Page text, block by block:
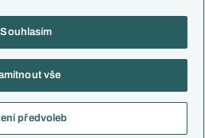
Využíváme zpravodajství ČTK.
zpracování osobních údajů
Souhlasím
vše
předvoleb